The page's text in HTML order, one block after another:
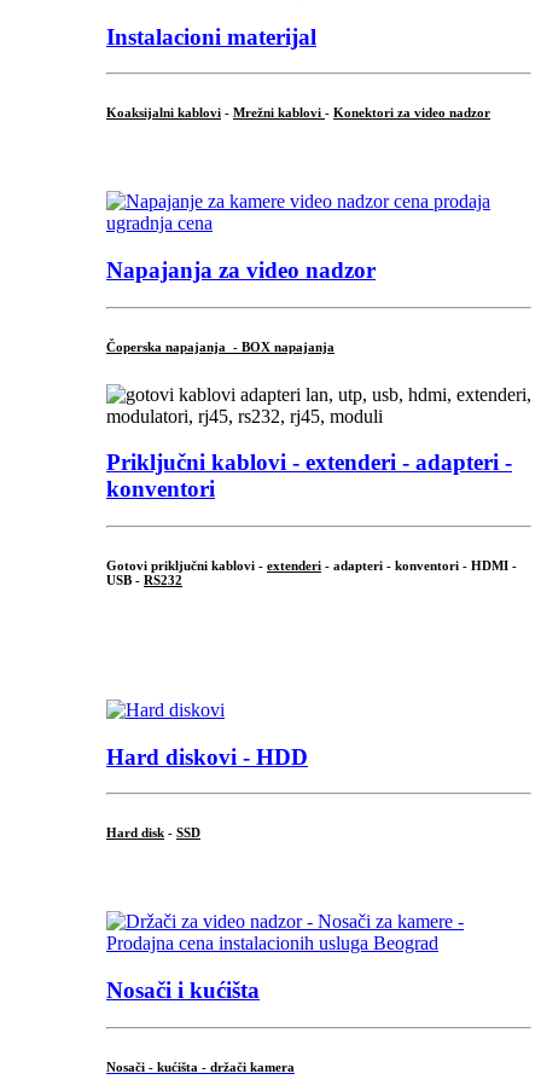
Instalacioni materijal
Koaksijalni kablovi - Mrežni kablovi - Konektori za video nadzor
Napajanja za video nadzor
Čoperska napajanja - BOX napajanja
Priključni kablovi - extenderi - adapteri -
konventori
Gotovi priključni kablovi - extenderi - adapteri - konventori - HDMI -
USB - RS232
Hard diskovi - HDD
Hard disk - SSD
Nosači i kućišta
Nosači - kućišta - držači kamera